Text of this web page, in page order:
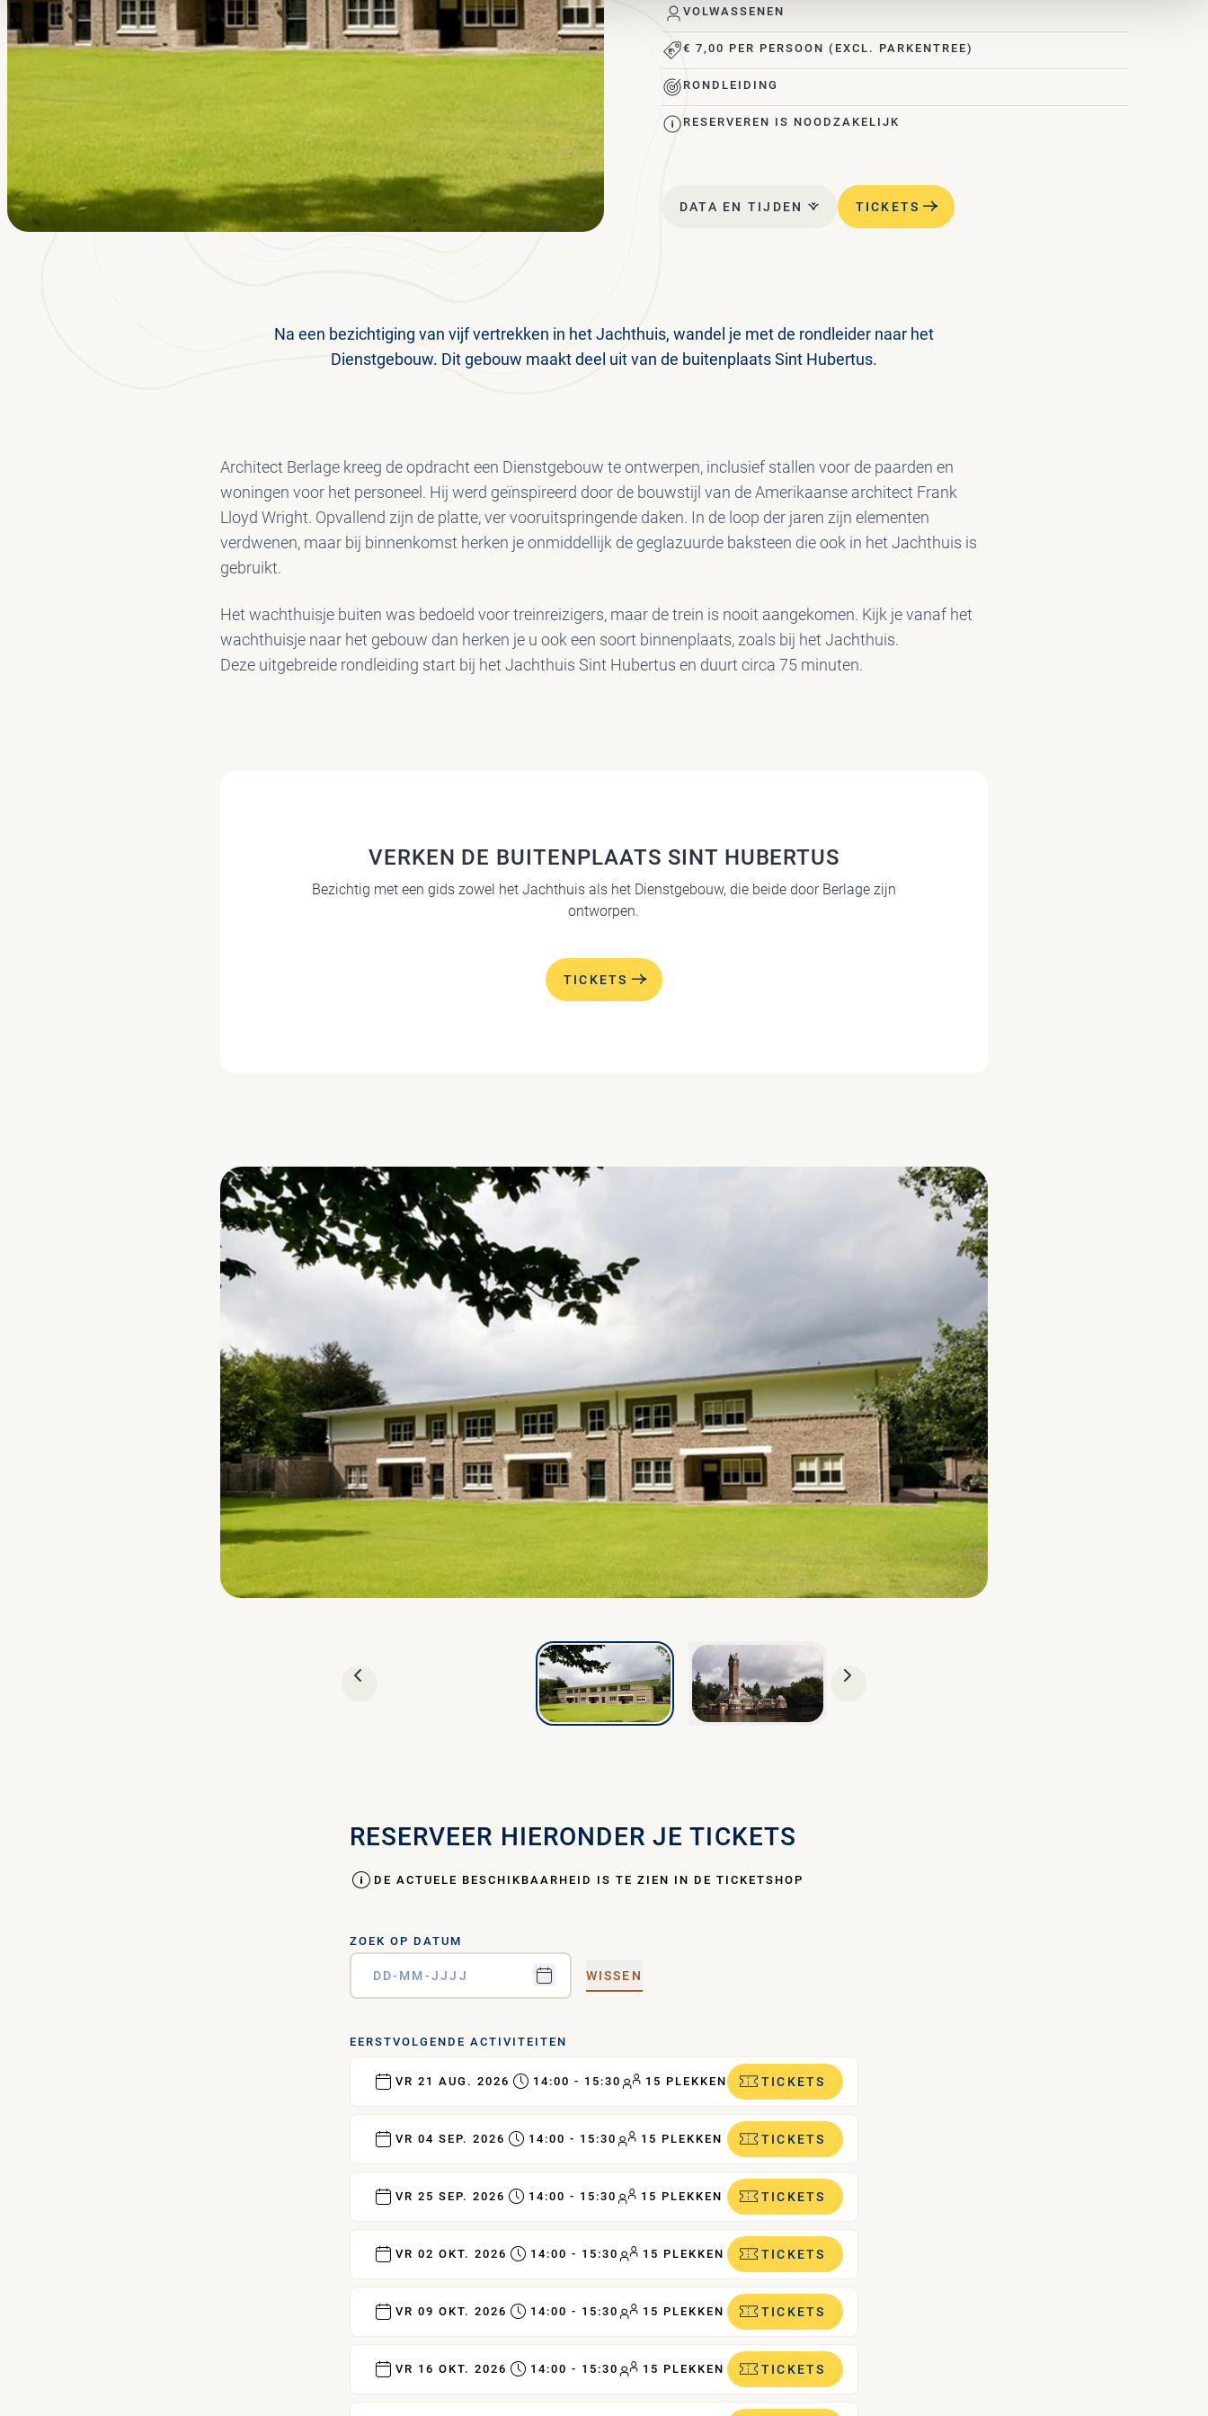
VOLWASSENEN
€ 7,00 PER PERSOON (EXCL. PARKENTREE)
RONDLEIDING
RESERVEREN IS NOODZAKELIJK
DATA EN TIJDEN TICKETS
Na een bezichtiging van vijf vertrekken in het Jachthuis, wandel je met de rondleider naar het
Dienstgebouw. Dit gebouw maakt deel uit van de buitenplaats Sint Hubertus.
Architect Berlage kreeg de opdracht een Dienstgebouw te ontwerpen, inclusief stallen voor de paarden en
woningen voor het personeel. Hij werd geïnspireerd door de bouwstijl van de Amerikaanse architect Frank
Lloyd Wright. Opvallend zijn de platte, ver vooruitspringende daken. In de loop der jaren zijn elementen
verdwenen, maar bij binnenkomst herken je onmiddellijk de geglazuurde baksteen die ook in het Jachthuis is
gebruikt.
Het wachthuisje buiten was bedoeld voor treinreizigers, maar de trein is nooit aangekomen. Kijk je vanaf het
wachthuisje naar het gebouw dan herken je u ook een soort binnenplaats, zoals bij het Jachthuis.
Deze uitgebreide rondleiding start bij het Jachthuis Sint Hubertus en duurt circa 75 minuten.
VERKEN DE BUITENPLAATS SINT HUBERTUS
Bezichtig met een gids zowel het Jachthuis als het Dienstgebouw, die beide door Berlage zijn
ontworpen.
TICKETS
RESERVEER HIERONDER JE TICKETS
DE ACTUELE BESCHIKBAARHEID IS TE ZIEN IN DE TICKETSHOP
ZOEK OP DATUM
WISSEN
EERSTVOLGENDE ACTIVITEITEN
VR 21 AUG. 2026 14:00 - 15:30 15 PLEKKEN TICKETS
VR 04 SEP. 2026 14:00 - 15:30 15 PLEKKEN TICKETS
VR 25 SEP. 2026 14:00 - 15:30 15 PLEKKEN TICKETS
VR 02 OKT. 2026 14:00 - 15:30 15 PLEKKEN TICKETS
VR 09 OKT. 2026 14:00 - 15:30 15 PLEKKEN TICKETS
VR 16 OKT. 2026 14:00 - 15:30 15 PLEKKEN TICKETS